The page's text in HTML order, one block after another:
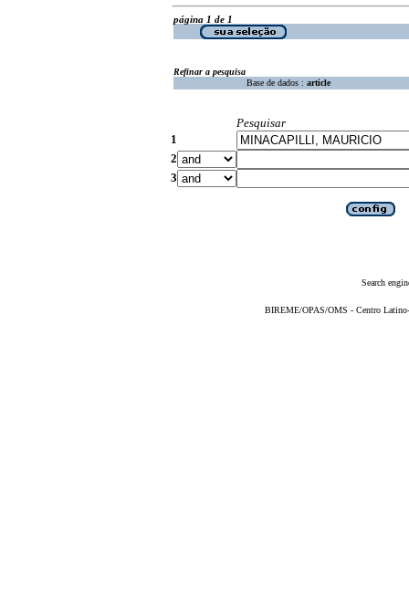
página 1 de 1
Refinar a pesquisa
Base de dados : article
Pesquisar
1
2
3
Search
BIREME/OPAS/OMS - Centro Latino-